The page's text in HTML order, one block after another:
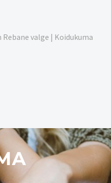
valge | Koidukuma